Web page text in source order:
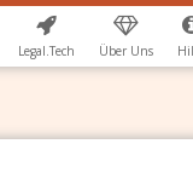
Legal.Tech Über Uns